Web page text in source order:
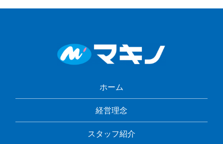
ホーム
経営理念
スタッフ紹介